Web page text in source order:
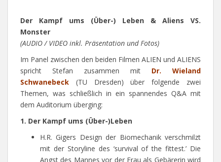
Der Kampf ums (Über-) Leben & Aliens VS.
Monster
(AUDIO / VIDEO inkl. Präsentation und Fotos)
Im Panel zwischen den beiden Filmen ALIEN und ALIENS
spricht Stefan zusammen mit Dr. Wieland
Schwanebeck (TU Dresden) über folgende zwei
Themen, was schließlich in ein spannendes Q&A mit
dem Auditorium überging:
1. Der Kampf ums (Über-)Leben
H.R. Gigers Design der Biomechanik verschmilzt
mit der Storyline des ‘survival of the fittest.’ Die
Angst des Mannes vor der Frau als Gebärerin wird